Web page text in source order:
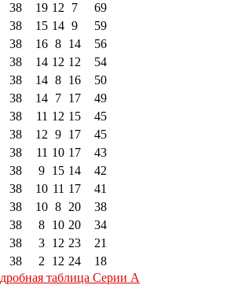
38 19 12 7
69
38 15 14 9
59
38 16 8 14
56
38 14 12 12
54
38 14 8 16
50
38 14 7 17
49
38 11 12 15
45
38 12 9 17
45
38 11 10 17
43
38 9 15 14
42
38 10 11 17
41
38 10 8 20
38
38 8 10 20
34
38 3 12 23
21
38 2 12 24
18
таблица Серии А